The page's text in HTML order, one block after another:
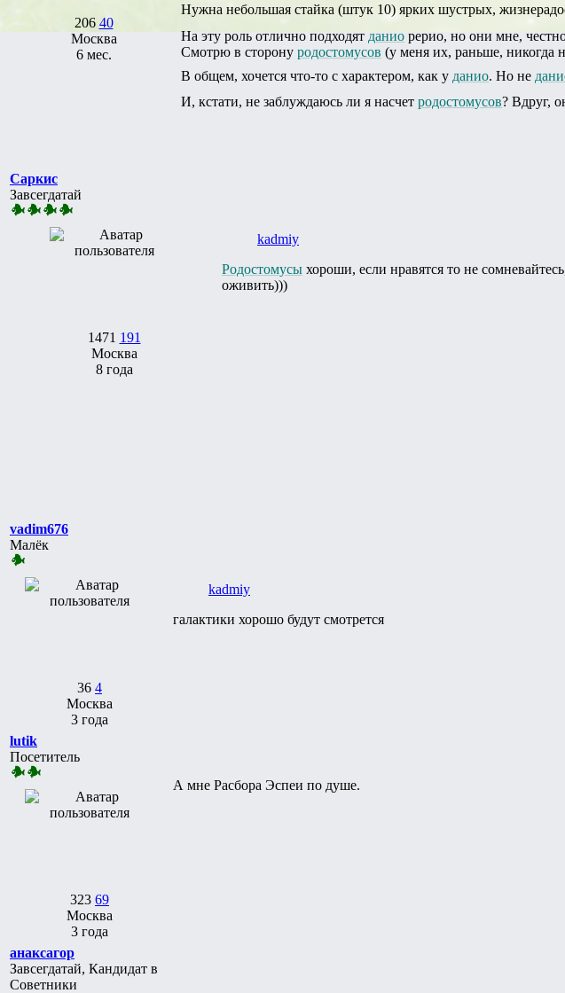
206 40
Москва
6 мес.
Нужна небольшая стайка (штук 10) ярких шустрых,
На эту роль отлично подходят данио рерио, но они мне,
Смотрю в сторону родостомусов (у меня их, раньше, никогда
В общем, хочется что-то с характером, как у данио. Но не
И, кстати, не заблуждаюсь ли я насчет родостомусов? Вдруг,
Саркис
Завсегдатай
1471 191
Москва
8 года
kadmiy
Родостомусы хороши, если нравятся то не
оживить)))
vadim676
Малёк
36 4
Москва
3 года
kadmiy
галактики хорошо будут смотрется
lutik
Посетитель
323 69
Москва
3 года
А мне Расбора Эспеи по душе.
анаксагор
Завсегдатай, Кандидат в
Советники